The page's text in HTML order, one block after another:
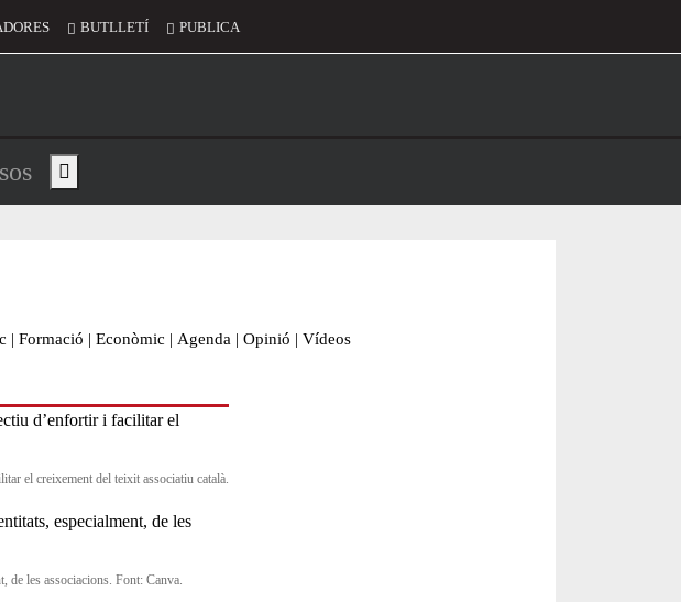
BUTLLETÍ PUBLICA
de l'encapçalament
Show main menu
| Formació | Econòmic | Agenda | Opinió | Vídeos
el creixement del teixit associatiu català.
de les associacions. Font: Canva.